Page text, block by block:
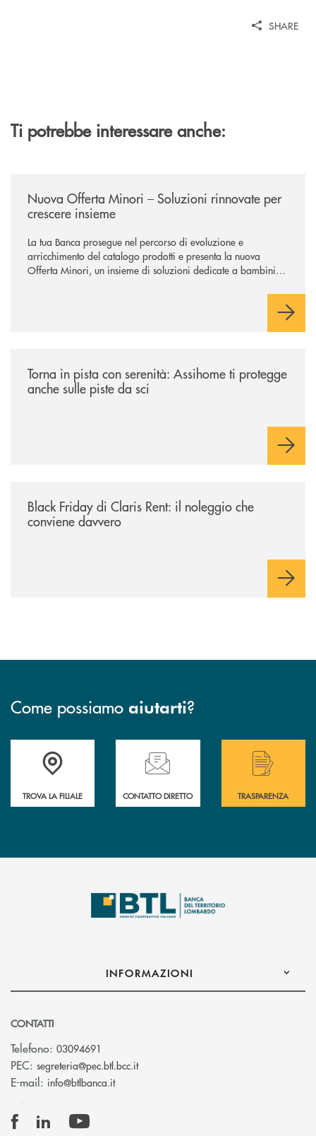
SHARE
Ti potrebbe interessare anche:
Nuova Offerta Minori – Soluzioni rinnovate per
crescere insieme
La tua Banca prosegue nel percorso di evoluzione e
arricchimento del catalogo prodotti e presenta la nuova
Offerta Minori, un insieme di soluzioni dedicate a bambini e
sviluppo di una relazione consapevole con il denaro, sempre
Torna in pista con serenità: Assihome ti protegge
anche sulle piste da sci
Black Friday di Claris Rent: il noleggio che
conviene davvero
Come possiamo aiutarti?
Accedi all' elenco completo delle filiali .
TROVA LA FILIALE
Hai bisogno di assistenza immediata?
CONTATTO DIRETTO
Hai bisogno di
TRASPARENZA
INFORMAZIONI
CONTATTI
Telefono: 03094691
PEC: segreteria@pec.btl.bcc.it(si apre l’app di posta elettronica)
E-mail: info@btlbanca.it(si apre l’app di posta elettronica)